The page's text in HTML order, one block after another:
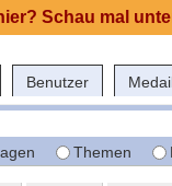
Benutzer
Themen
Schau mal